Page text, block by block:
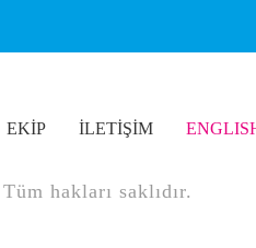
EKİP İLETİŞİM
hakları saklıdır.